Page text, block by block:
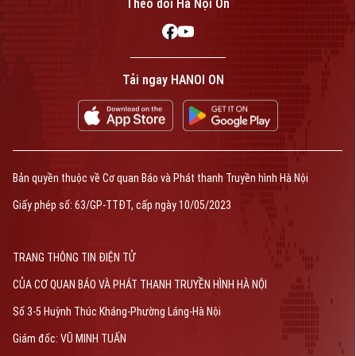
Theo dõi Hà Nội On
Tải ngay HANOI ON
Bản quyền thuộc về Cơ quan Báo và Phát thanh Truyền hình Hà Nội
Giấy phép số: 63/GP-TTĐT, cấp ngày 10/05/2023
TRANG THÔNG TIN ĐIỆN TỬ
CỦA CƠ QUAN BÁO VÀ PHÁT THANH TRUYỀN HÌNH HÀ NỘI
Số 3-5 Huỳnh Thúc Kháng-Phường Láng-Hà Nội
Giám đốc: VŨ MINH TUẤN